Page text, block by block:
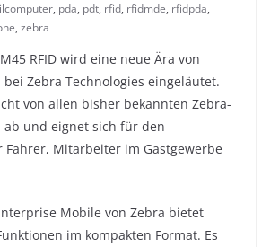
, pda, pdt, rfid, rfidmde, rfidpda,
, zebra
RFID wird eine neue Ära von
Zebra Technologies eingeläutet.
von allen bisher bekannten Zebra-
und eignet sich für den
Mitarbeiter im Gastgewerbe
Mobile von Zebra bietet
im kompakten Format. Es